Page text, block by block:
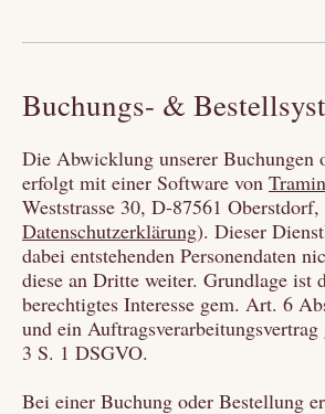
Buchungs- &
Die Abwicklung unserer Buchungen
erfolgt mit einer Software von
Weststrasse 30, D-87561 Oberstdorf,
Datenschutzerklärung). Dieser
dabei entstehenden Personendaten
diese an Dritte weiter. Grundlage ist
berechtigtes Interesse gem. Art. 6
und ein
3 S. 1 DSGVO.
Bei einer Buchung oder Bestellung